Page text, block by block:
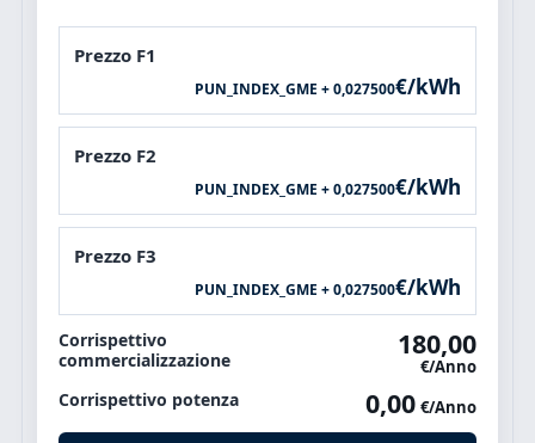
Prezzo F1
PUN_INDEX_GME + 0,027500€/kWh
Prezzo F2
PUN_INDEX_GME + 0,027500€/kWh
Prezzo F3
PUN_INDEX_GME + 0,027500€/kWh
Corrispettivo
commercializzazione
180,00
€/Anno
Corrispettivo potenza 0,00 €/Anno